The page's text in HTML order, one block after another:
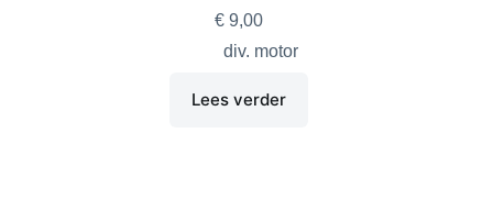
€ 9,00
div. motor
Lees verder